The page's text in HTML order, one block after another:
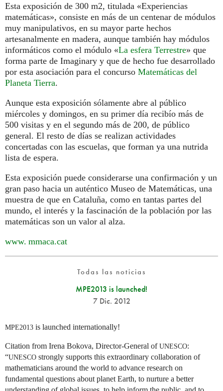
Esta exposición de 300 m2, titulada «Experiencias
matemáticas», consiste en más de un centenar de módulos
muy manipulativos, en su mayor parte hechos
artesanalmente en madera, aunque también hay módulos
informáticos como el módulo «La esfera Terrestre» que
forma parte de Imaginary y que de hecho fue desarrollado
por esta asociación para el concurso Matemáticas del
Planeta Tierra.
Aunque esta exposición sólamente abre al público
miércoles y domingos, en su primer día recibío más de
500 visitas y en el segundo más de 200, de público
general. El resto de días se realizan actividades
concertadas con las escuelas, que forman ya una nutrida
lista de espera.
Esta exposición puede considerarse una confirmación y un
gran paso hacia un auténtico Museo de Matemáticas, una
muestra de que en Cataluña, como en tantas partes del
mundo, el interés y la fascinación de la población por las
matemáticas son un valor al alza.
www. mmaca.cat
Todas las noticias
MPE2013 is launched!
7 Dic. 2012
MPE2013 is launched internationally!
Citation from Irena Bokova, Director-General ofUNESCO:
“UNESCO strongly supports this extraordinary collaboration of
mathematicians around the world to advance research on
fundamental questions about planet Earth, to nurture a better